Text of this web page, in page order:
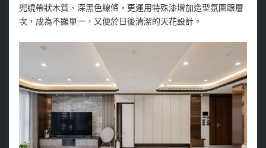
兜繞帶狀木質、深黑色線條，更運用特殊漆增加造型氛圍跟層
次，成為不顯單一，又便於日後清潔的天花設計。